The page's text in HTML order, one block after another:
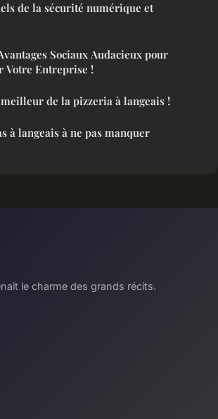
de la sécurité numérique et
Sociaux Audacieux pour
Votre Entreprise !
de la pizzeria à langeais !
à langeais à ne pas manquer
le charme des grands récits.